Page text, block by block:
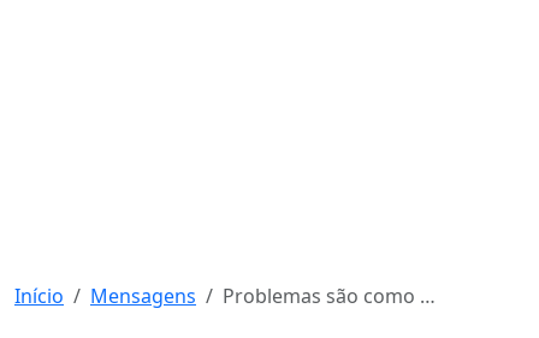
Início Mensagens Problemas são como máquinas de lavar…